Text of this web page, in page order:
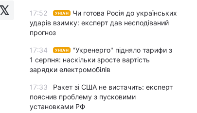
17:52 УНІАН
Чи готова Росія до українських
ударів взимку: експерт дав несподіваний
прогноз
17:34 УНІАН
"Укренерго" підняло тарифи з
1 серпня: наскільки зросте вартість
зарядки електромобілів
17:33
Ракет зі США не вистачить: експерт
пояснив проблему з пусковими
установками РФ